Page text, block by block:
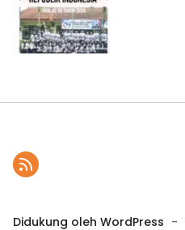
Didukung oleh WordPress -